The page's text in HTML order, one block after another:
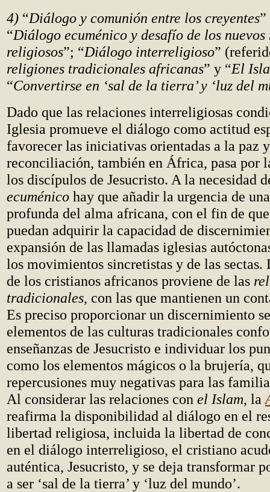
4) “Diálogo y comunión entre los creyentes
“Diálogo ecuménico y desafío de los
religiosos”; “Diálogo interreligioso”
religiones tradicionales africanas” y “El
“Convertirse en ‘sal de la tierra’ y ‘luz del
Dado que las relaciones interreligiosas
Iglesia promueve el diálogo como actitud
favorecer las iniciativas orientadas a la paz
reconciliación, también en África, pasa por
los discípulos de Jesucristo. A la necesidad
ecuménico hay que añadir la urgencia de
profunda del alma africana, con el fin de
puedan adquirir la capacidad de
expansión de las llamadas iglesias
los movimientos sincretistas y de las sectas.
de los cristianos africanos proviene de las
tradicionales, con las que mantienen un
Es preciso proporcionar un discernimiento
elementos de las culturas tradicionales
enseñanzas de Jesucristo e individuar los
como los elementos mágicos o la brujería,
repercusiones muy negativas para las
Al considerar las relaciones con el Islam, la
reafirma la disponibilidad al diálogo en el
libertad religiosa, incluida la libertad de
en el diálogo interreligioso, el cristiano
auténtica, Jesucristo, y se deja transformar
a ser ‘sal de la tierra’ y ‘luz del mundo’.